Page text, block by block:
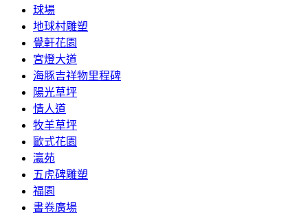
球場
地球村雕塑
覺軒花園
宮燈大道
海豚吉祥物里程碑
陽光草坪
情人道
牧羊草坪
歐式花園
瀛苑
五虎碑雕塑
福園
書卷廣場